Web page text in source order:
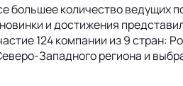
большее количество ведущих
и достижения
124 компании из 9 стран:
Западного региона и